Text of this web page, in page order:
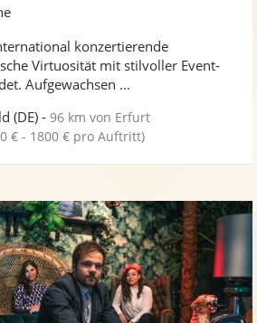
konzertierende
Virtuosität mit stilvoller Event-
Aufgewachsen ...
(DE) -96 km von Erfurt
€ - 1800 € pro Auftritt)